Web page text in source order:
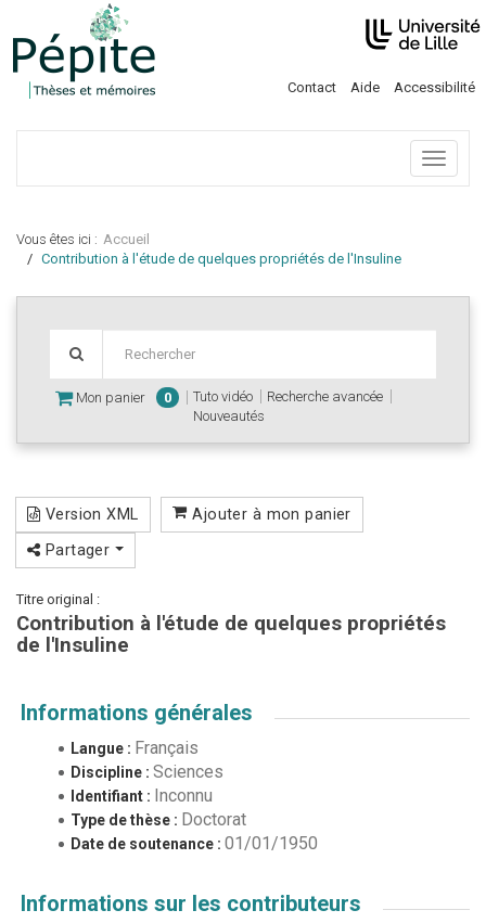
Contact Aide Accessibilité
Menu
Vous êtes ici : Accueil
Contribution à l'étude de quelques propriétés de l'Insuline
Mon panier 0 Tuto vidéo
Recherche avancée
Nouveautés
Version XML Ajouter à mon panier
Partager
Titre original :
Contribution à l'étude de quelques propriétés
de l'Insuline
Informations générales
Langue : Français
Discipline : Sciences
Identifiant : Inconnu
Type de thèse : Doctorat
Date de soutenance : 01/01/1950
Informations sur les contributeurs